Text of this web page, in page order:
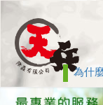
為什麼
Previous